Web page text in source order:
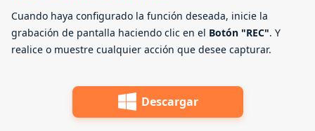
Una vez que haya terminado de grabar, presione el Ícono
"Detener" para terminarlo. Nuestro software guardará
automáticamente el archivo grabado en la ubicación
Descargar